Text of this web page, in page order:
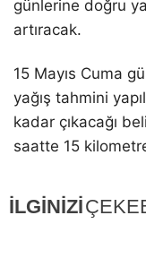
günlerine doğru
artıracak.
15 Mayıs Cuma
yağış tahmini
kadar çıkacağı
saatte 15
İLGİNİZİ